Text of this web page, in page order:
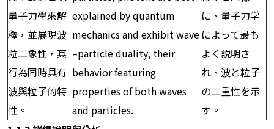
量子力學來解
釋，並展現波
粒二象性，其
行為同時具有
波與粒子的特
性。
explained by quantum
mechanics and exhibit wave
–particle duality, their
behavior featuring
properties of both waves
and particles.
に、量子力学
によって最も
よく説明さ
れ、波と粒子
の二重性を示
す。